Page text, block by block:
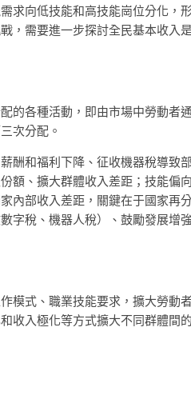
求向低技能和高技能崗位分化，
，需要進一步探討全民基本收入
的各種活動，即由市場中勞動者
次分配。
酬和福利下降、征收機器稅導致
額、擴大群體收入差距；技能偏
內部收入差距，關鍵在于國家再
字稅、機器人稅）、鼓勵發展增
模式、職業技能要求，擴大勞動
收入極化等方式擴大不同群體間